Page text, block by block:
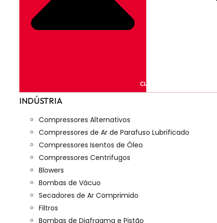
CLOSE PRODUTOS
INDÚSTRIA
Compressores Alternativos
Compressores de Ar de Parafuso Lubrificado
Compressores Isentos de Óleo
Compressores Centrifugos
Blowers
Bombas de Vácuo
Secadores de Ar Comprimido
Filtros
Bombas de Diafragma e Pistão